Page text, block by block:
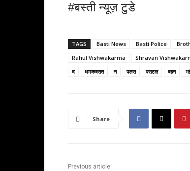
#बस्ती न्यूज़ टुडे
TAGS Basti News Basti Police
Rahul Vishwakarma
Shravan
द
धमकबसत न पलस पसटल बहन
Share
Previous article